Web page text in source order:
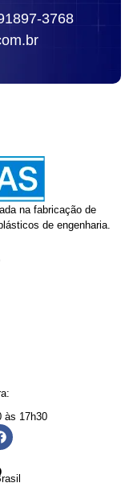
3768
na fabricação de
de engenharia.
às 17h30